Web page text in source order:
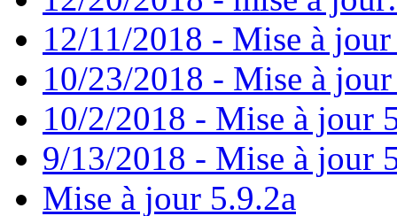
12/11/2018 - Mise à
10/23/2018 - Mise à
10/2/2018 - Mise à jour
9/13/2018 - Mise à jour
Mise à jour 5.9.2a